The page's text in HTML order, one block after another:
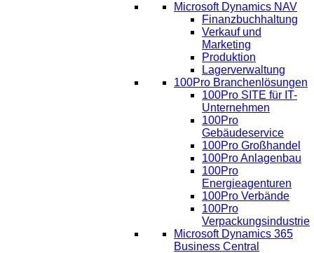
Microsoft Dynamics NAV
Finanzbuchhaltung
Verkauf und
Marketing
Produktion
Lagerverwaltung
100Pro Branchenlösungen
100Pro SITE für IT-
Unternehmen
100Pro
Gebäudeservice
100Pro Großhandel
100Pro Anlagenbau
100Pro
Energieagenturen
100Pro Verbände
100Pro
Verpackungsindustrie
Microsoft Dynamics 365
Business Central